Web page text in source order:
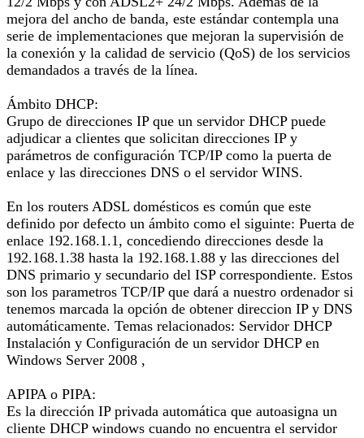
mejora del ancho de banda, este estándar contempla una
serie de implementaciones que mejoran la supervisión de
la conexión y la calidad de servicio (QoS) de los servicios
demandados a través de la línea.
Ámbito DHCP:
Grupo de direcciones IP que un servidor DHCP puede
adjudicar a clientes que solicitan direcciones IP y
parámetros de configuración TCP/IP como la puerta de
enlace y las direcciones DNS o el servidor WINS.
En los routers ADSL domésticos es común que este
definido por defecto un ámbito como el siguinte: Puerta de
enlace 192.168.1.1, concediendo direcciones desde la
192.168.1.38 hasta la 192.168.1.88 y las direcciones del
DNS primario y secundario del ISP correspondiente. Estos
son los parametros TCP/IP que dará a nuestro ordenador si
tenemos marcada la opción de obtener direccion IP y DNS
automáticamente. Temas relacionados: Servidor DHCP
Instalación y Configuración de un servidor DHCP en
Windows Server 2008 ,
APIPA o PIPA:
Es la dirección IP privada automática que autoasigna un
cliente DHCP windows cuando no encuentra el servidor